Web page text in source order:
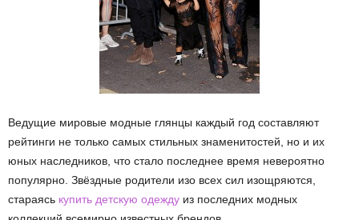
Ведущие мировые модные глянцы каждый год составляют
рейтинги не только самых стильных знаменитостей, но и их
юных наследников, что стало последнее время невероятно
популярно. Звёздные родители изо всех сил изощряются,
стараясь купить детскую одежду из последних модных